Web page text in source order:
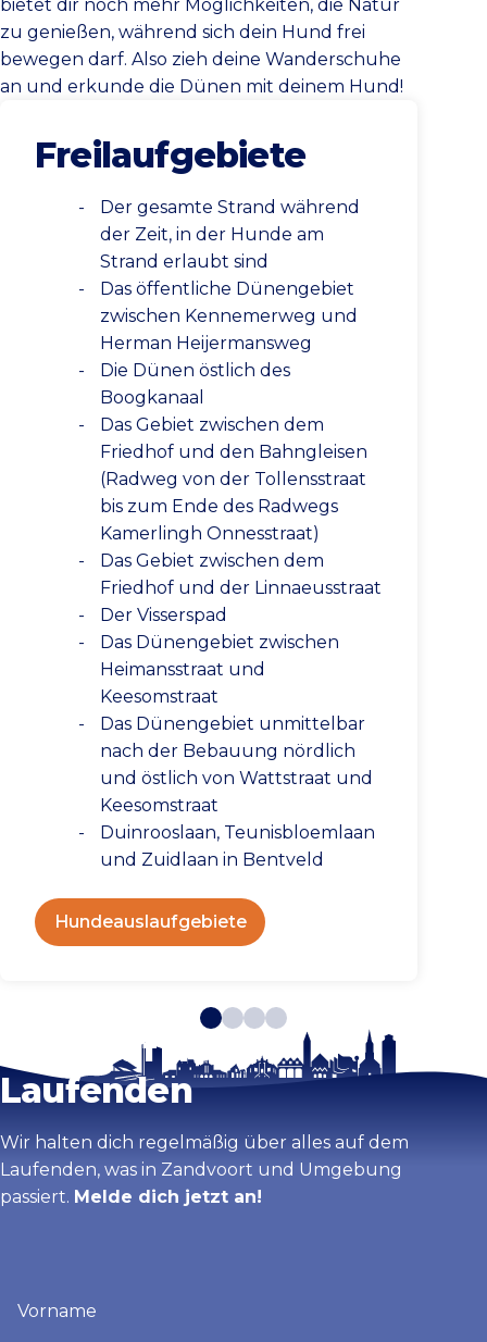
bietet dir noch mehr Möglichkeiten, die Natur
zu genießen, während sich dein Hund frei
bewegen darf. Also zieh deine Wanderschuhe
an und erkunde die Dünen mit deinem Hund!
Freilaufgebiete
Der gesamte Strand während
der Zeit, in der Hunde am
Strand erlaubt sind
Das öffentliche Dünengebiet
zwischen Kennemerweg und
Herman Heijermansweg
Die Dünen östlich des
Boogkanaal
Das Gebiet zwischen dem
Friedhof und den Bahngleisen
(Radweg von der Tollensstraat
bis zum Ende des Radwegs
Kamerlingh Onnesstraat)
Das Gebiet zwischen dem
Friedhof und der Linnaeusstraat
Der Visserspad
Das Dünengebiet zwischen
Heimansstraat und
Keesomstraat
Das Dünengebiet unmittelbar
nach der Bebauung nördlich
und östlich von Wattstraat und
Keesomstraat
Duinrooslaan, Teunisbloemlaan
und Zuidlaan in Bentveld
Hundeauslaufgebiete
Bleib auf dem
Laufenden
Wir halten dich regelmäßig über alles auf dem
Laufenden, was in Zandvoort und Umgebung
passiert. Melde dich jetzt an!
(erforderlich)